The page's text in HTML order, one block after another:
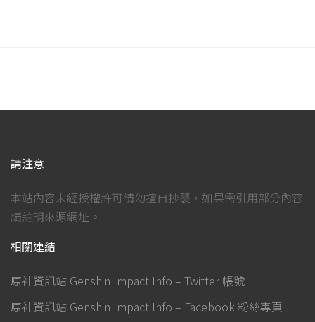
請注意
本站內容未經授權許可請勿擅自抄襲，如果需引用部分內容
請註明來源網址。
相關連結
原神資訊站 Genshin Impact Info – Twitter 帳號
原神資訊站 Genshin Impact Info – Facebook 粉絲專頁